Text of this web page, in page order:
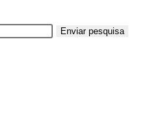
Enviar pesquisa